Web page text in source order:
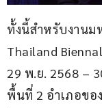
ทั้งนี้สำหรับงานม
Thailand
29 พ.ย. 2568 –
พื้นที่ 2 อำเภอขอ